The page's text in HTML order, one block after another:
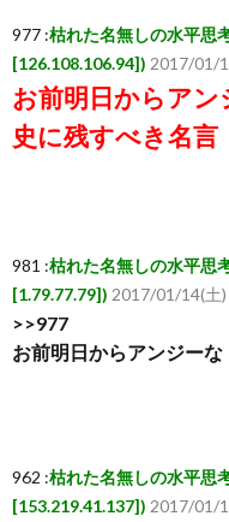
977 :枯れた名無しの水平思
[126.108.106.94]) 2017/01/
お前明日からア
史に残すべき名言
981 :枯れた名無しの水平思
[1.79.77.79]) 2017/01/14(土
>>977
お前明日からアンジーな
962 :枯れた名無しの水平思
[153.219.41.137]) 2017/01/